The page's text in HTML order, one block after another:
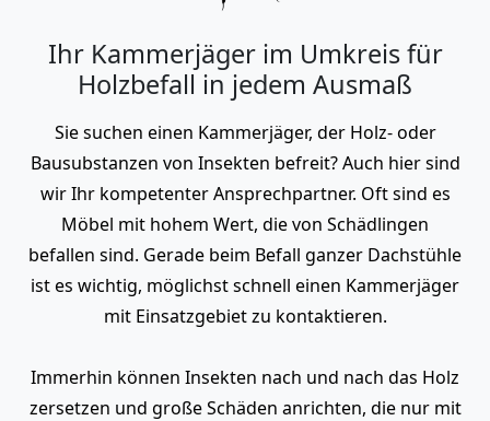
Ihr Kammerjäger im Umkreis für
Holzbefall in jedem Ausmaß
Sie suchen einen Kammerjäger, der Holz- oder
Bausubstanzen von Insekten befreit? Auch hier sind
wir Ihr kompetenter Ansprechpartner. Oft sind es
Möbel mit hohem Wert, die von Schädlingen
befallen sind. Gerade beim Befall ganzer Dachstühle
ist es wichtig, möglichst schnell einen Kammerjäger
mit Einsatzgebiet zu kontaktieren.
Immerhin können Insekten nach und nach das Holz
zersetzen und große Schäden anrichten, die nur mit